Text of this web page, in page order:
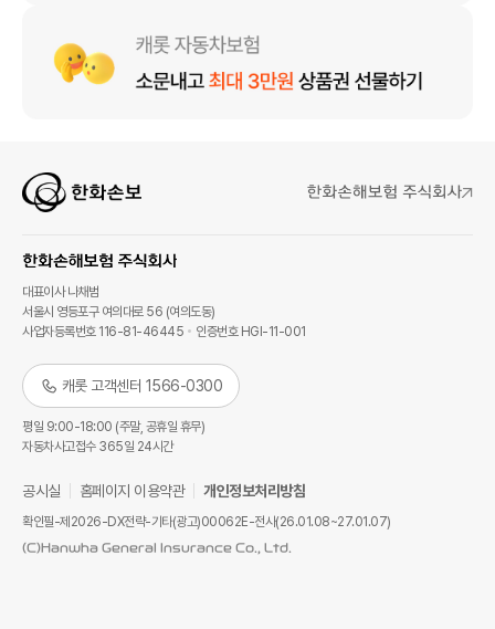
대표이사 나채범
서울시 영등포구 여의대로 56 (여의도동)
사업자등록번호 116-81-46445
인증번호 HGI-11-001
캐롯 고객센터 1566-0300
평일 9:00-18:00 (주말, 공휴일 휴무)
자동차사고접수 365일 24시간
공시실 홈페이지 이용약관 개인정보처리방침
확인필-제2026-DX전략-기타(광고)00062E-전사(26.01.08~27.01.07)
(C)Hanwha General Insurance Co., Ltd.